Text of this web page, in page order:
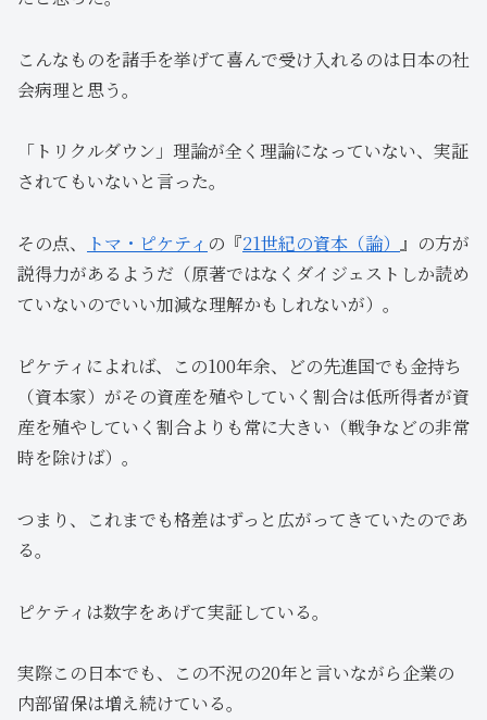
こんなものを諸手を挙げて喜んで受け入れるのは日本の社
会病理と思う。
「トリクルダウン」理論が全く理論になっていない、実証
されてもいないと言った。
その点、 トマ・ピケティ の『21世紀の資本（論） 』の方が
説得力があるようだ（原著ではなくダイジェストしか読め
ていないのでいい加減な理解かもしれないが）。
ピケティによれば、この100年余、どの先進国でも金持ち
（資本家）がその資産を殖やしていく割合は低所得者が資
産を殖やしていく割合よりも常に大きい（戦争などの非常
時を除けば）。
つまり、これまでも格差はずっと広がってきていたのであ
る。
ピケティは数字をあげて実証している。
実際この日本でも、この不況の20年と言いながら企業の
内部留保は増え続けている。